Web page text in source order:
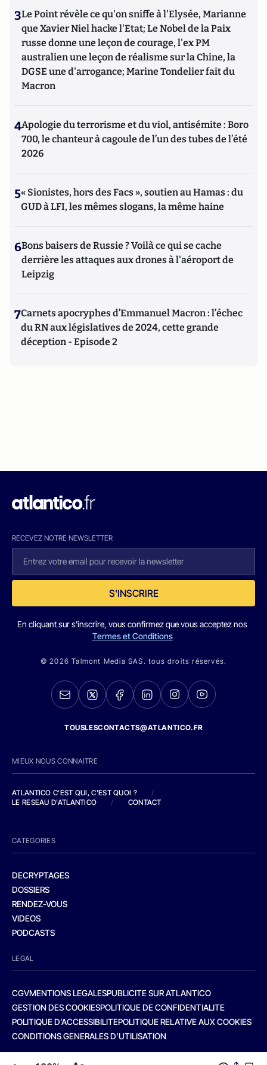
3Le Point révèle ce qu'on sniffe à l'Elysée, Marianne
que Xavier Niel hacke l'Etat; Le Nobel de la Paix
russe donne une leçon de courage, l'ex PM
australien une leçon de réalisme sur la Chine, la
DGSE une d'arrogance; Marine Tondelier fait du
Macron
4Apologie du terrorisme et du viol, antisémite : Boro
700, le chanteur à cagoule de l’un des tubes de l’été
2026
5« Sionistes, hors des Facs », soutien au Hamas : du
GUD à LFI, les mêmes slogans, la même haine
6Bons baisers de Russie ? Voilà ce qui se cache
derrière les attaques aux drones à l'aéroport de
Leipzig
7Carnets apocryphes d’Emmanuel Macron : l’échec
du RN aux législatives de 2024, cette grande
déception - Episode 2
RECEVEZ NOTRE NEWSLETTER
S'INSCRIRE
En cliquant sur s'inscrire, vous confirmez que vous acceptez nos
Termes et Conditions
© 2026 Talmont Media SAS. tous droits réservés.
TOUSLESCONTACTS@ATLANTICO.FR
MIEUX NOUS CONNAITRE
ATLANTICO C'EST QUI, C'EST QUOI ?
/
LE RESEAU D'ATLANTICO
/ CONTACT
CATEGORIES
DECRYPTAGES
DOSSIERS
RENDEZ-VOUS
VIDEOS
PODCASTS
LEGAL
CGVMENTIONS LEGALESPUBLICITE SUR ATLANTICO
GESTION DES COOKIESPOLITIQUE DE CONFIDENTIALITE
POLITIQUE D’ACCESSIBILITEPOLITIQUE RELATIVE AUX COOKIES
CONDITIONS GENERALES D’UTILISATION